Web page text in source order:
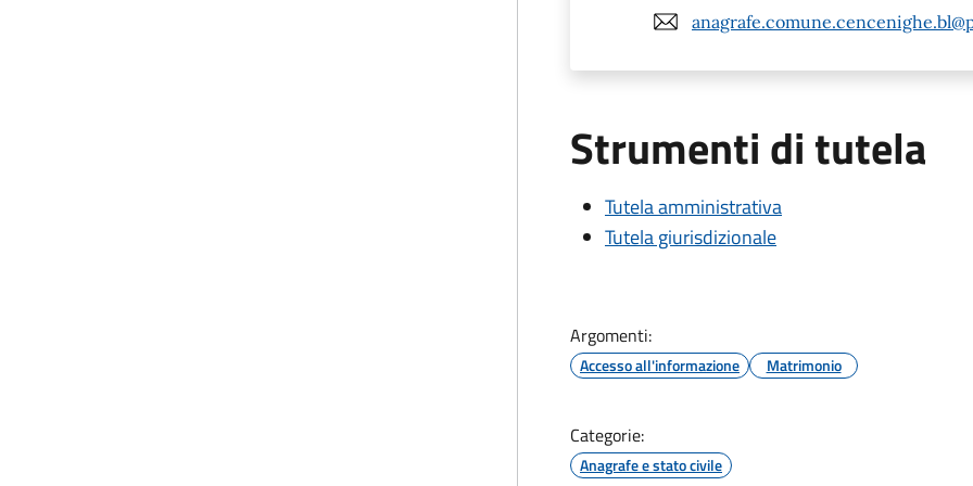
Strumenti di tutela
Tutela amministrativa
Tutela giurisdizionale
Argomenti:
Accesso all'informazione Matrimonio
Categorie:
Anagrafe e stato civile